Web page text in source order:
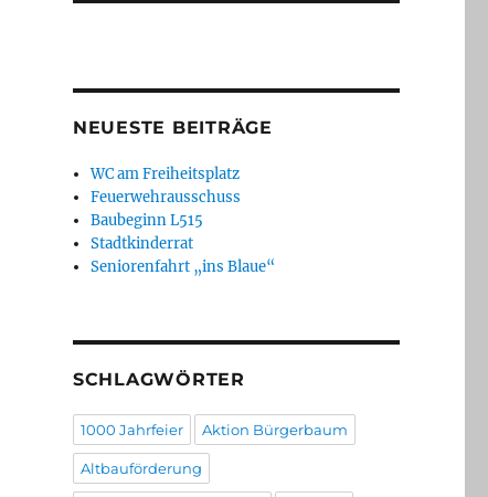
NEUESTE BEITRÄGE
WC am Freiheitsplatz
Feuerwehrausschuss
Baubeginn L515
Stadtkinderrat
Seniorenfahrt „ins Blaue“
SCHLAGWÖRTER
1000 Jahrfeier Aktion Bürgerbaum
Altbauförderung